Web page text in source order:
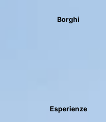
Borghi
Esperienze